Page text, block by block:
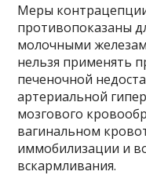
Меры
противопоказаны
молочными
нельзя применять
печеночной
артериальной
мозгового
вагинальном
иммобилизации и
вскармливания.